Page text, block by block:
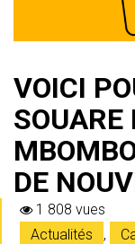
VOICI
SOUARE
DE
1 808 vues
Actualités
,